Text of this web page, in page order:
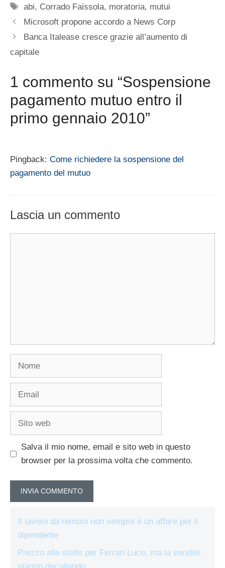
Tag
abi, Corrado Faissola, moratoria, mutui
Microsoft propone accordo a News Corp
Banca Italease cresce grazie all’aumento di
capitale
1 commento su “Sospensione
pagamento mutuo entro il
primo gennaio 2010”
Pingback: Come richiedere la sospensione del
pagamento del mutuo
Lascia un commento
Nome
Email
Sito
Salva il mio nome, email e sito web in questo
browser per la prossima volta che commento.
Il lavoro da remoto non sempre è un affare per il
dipendente
Prezzo alle stelle per Ferrari Luce, ma la vendite